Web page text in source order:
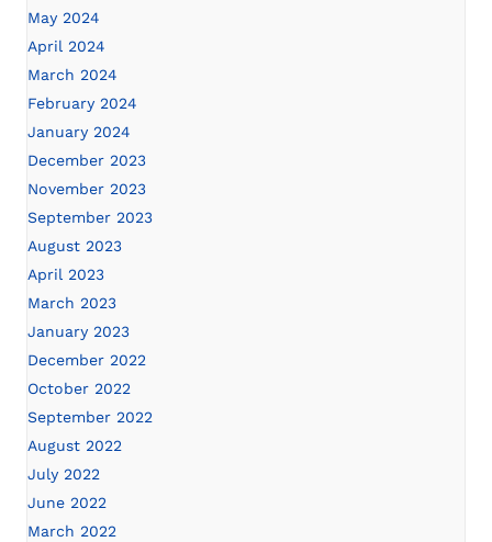
May 2024
April 2024
March 2024
February 2024
January 2024
December 2023
November 2023
September 2023
August 2023
April 2023
March 2023
January 2023
December 2022
October 2022
September 2022
August 2022
July 2022
June 2022
March 2022